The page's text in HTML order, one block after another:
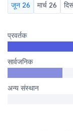
जून 26 मार्च 26
प्रवर्तक
सार्वजनिक
अन्य संस्थान